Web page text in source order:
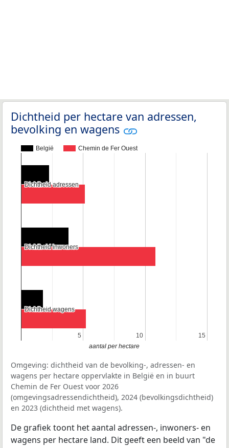
Dichtheid per hectare van adressen,
bevolking en wagens
België Chemin de Fer Ouest
5
5 10
10 15
15
Dichtheid adressen
Dichtheid adressen
Dichtheid inwoners
Dichtheid inwoners
Dichtheid wagens
Dichtheid wagens
aantal per hectare
Omgeving: dichtheid van de bevolking-, adressen- en
wagens per hectare oppervlakte in België en in buurt
Chemin de Fer Ouest voor 2026
(omgevingsadressendichtheid), 2024 (bevolkingsdichtheid)
en 2023 (dichtheid met wagens).
De grafiek toont het aantal adressen-, inwoners- en
wagens per hectare land. Dit geeft een beeld van "de